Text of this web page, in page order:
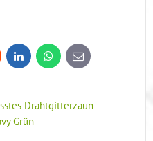
LinkedInWhatsApp
E-
mail
Drahtgitterzaun
Grün